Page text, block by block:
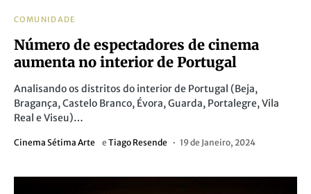
COMUNIDADE
Número de espectadores de cinema
aumenta no interior de Portugal
Analisando os distritos do interior de Portugal (Beja,
Bragança, Castelo Branco, Évora, Guarda, Portalegre, Vila
Real e Viseu)…
Cinema Sétima Arte e Tiago Resende 19 de Janeiro, 2024